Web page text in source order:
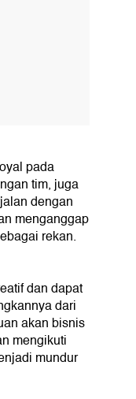
pada
tim, juga
dengan
menganggap
rekan.
dan dapat
dari
akan bisnis
mengikuti
mundur